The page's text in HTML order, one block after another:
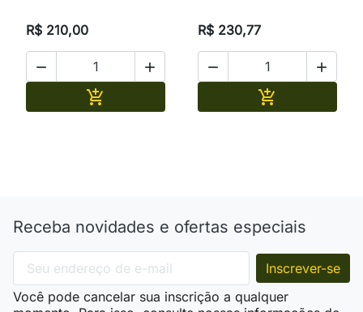
R$ 210,00
 

R$ 230,77
 

Receba novidades e ofertas especiais
Você pode cancelar sua inscrição a qualquer